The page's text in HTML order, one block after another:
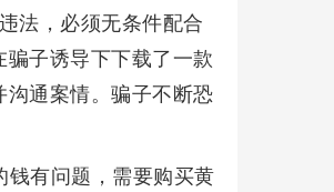
法，必须无条件配合
子诱导下下载了一款
通案情。骗子不断恐
钱有问题，需要购买黄